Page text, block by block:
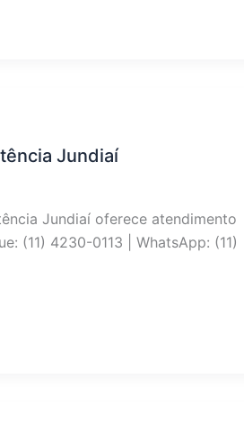
Jundiaí
Jundiaí oferece atendimento
(11) 4230-0113 | WhatsApp: (11)